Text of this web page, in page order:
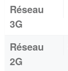
Réseau
3G
Réseau
2G